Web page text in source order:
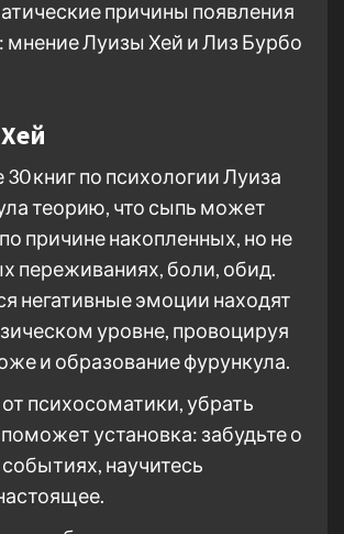
книг по психологии Луиза
теорию, что сыпь может
причине накопленных, но не
переживаниях, боли, обид.
негативные эмоции находят
уровне, провоцируя
и образование фурункула.
психосоматики, убрать
установка: забудьте о
научитесь